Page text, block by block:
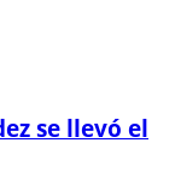
se llevó el